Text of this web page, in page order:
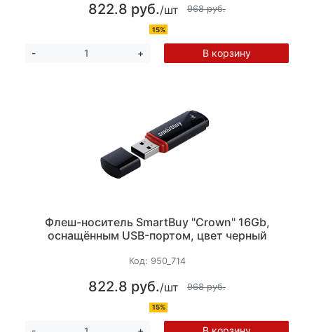
822.8 руб./шт 968 руб.
15%
- + В корзину
Флеш-носитель SmartBuy "Crown" 16Gb,
оснащённым USB-портом, цвет черный
Код: 950_714
822.8 руб./шт 968 руб.
15%